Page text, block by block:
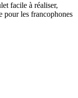
facile à réaliser,
pour les francophones